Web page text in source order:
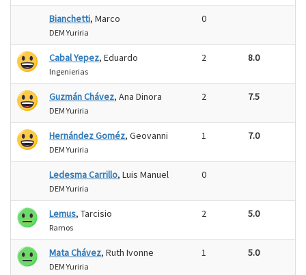
Bianchetti, Marco
DEM Yuriria
0
Cabal Yepez, Eduardo
Ingenierias
2 8.0
Guzmán Chávez, Ana Dinora
DEM Yuriria
2 7.5
Hernández Goméz, Geovanni
DEM Yuriria
1 7.0
Ledesma Carrillo, Luis Manuel
DEM Yuriria
0
Lemus, Tarcisio
Ramos
2 5.0
Mata Chávez, Ruth Ivonne
DEM Yuriria
1 5.0